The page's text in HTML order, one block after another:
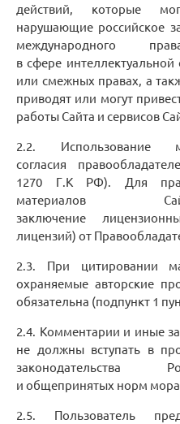
действий, которые
нарушающие российское
международного
в сфере интеллектуальной
или смежных правах, а
приводят или могут
работы Сайта и сервисов
2.2. Использование
согласия
1270 Г.К РФ). Для
материалов
заключение
лицензий) от
2.3. При цитировании
охраняемые авторские
обязательна (подпункт 1
2.4. Комментарии и иные
не должны вступать в
законодательства
и общепринятых норм
2.5. Пользователь